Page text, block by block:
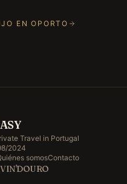
EN OPORTO
Travel in Portugal
2024
somosContacto